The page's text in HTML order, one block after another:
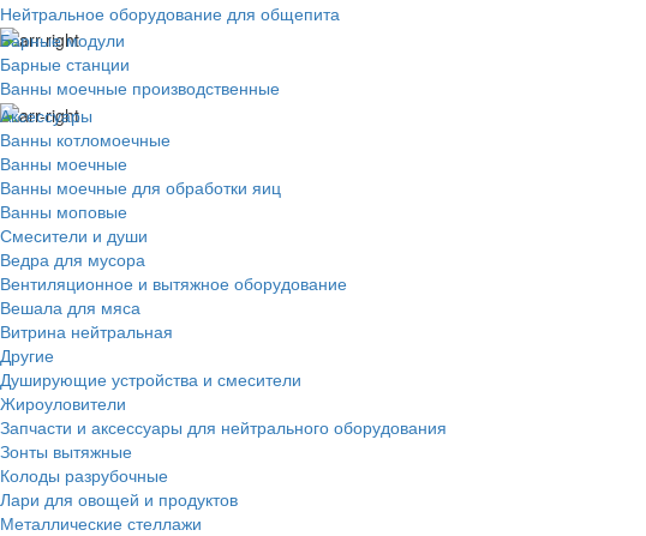
Нейтральное оборудование для общепита
Барные модули
Барные станции
Ванны моечные производственные
Аксессуары
Ванны котломоечные
Ванны моечные
Ванны моечные для обработки яиц
Ванны моповые
Смесители и души
Ведра для мусора
Вентиляционное и вытяжное оборудование
Вешала для мяса
Витрина нейтральная
Другие
Душирующие устройства и смесители
Жироуловители
Запчасти и аксессуары для нейтрального оборудования
Зонты вытяжные
Колоды разрубочные
Лари для овощей и продуктов
Металлические стеллажи